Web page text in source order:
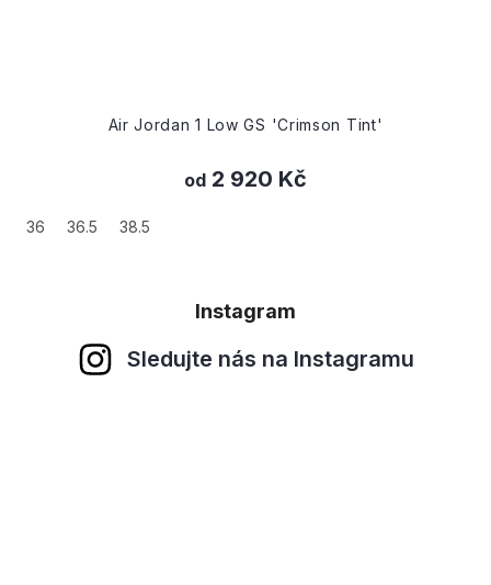
Air Jordan 1 Low GS 'Crimson Tint'
od 2 920 Kč
36 36.5 38.5
Instagram
Sledujte nás na Instagramu